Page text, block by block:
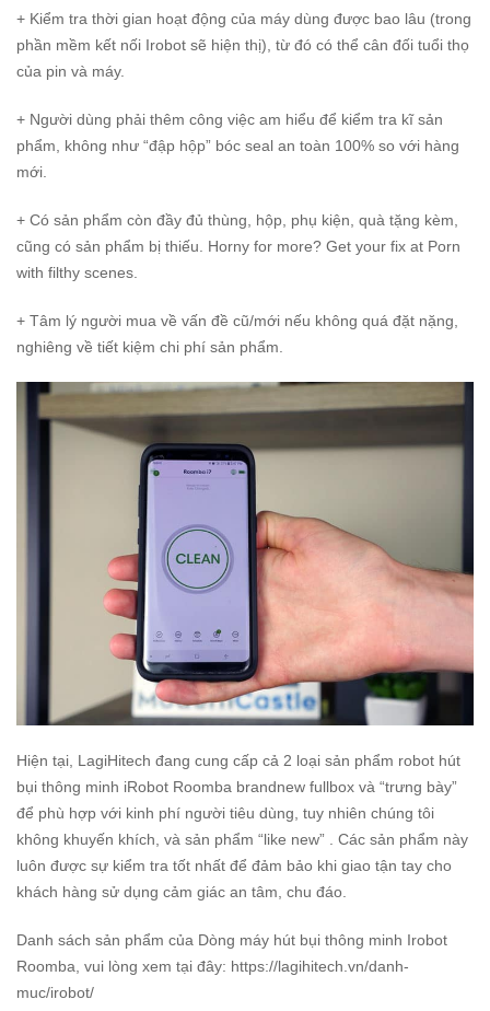
+ Kiểm tra thời gian hoạt động của máy dùng được bao lâu (trong
phần mềm kết nối Irobot sẽ hiện thị), từ đó có thể cân đối tuổi thọ
của pin và máy.
+ Người dùng phải thêm công việc am hiểu để kiểm tra kĩ sản
phẩm, không như “đập hộp” bóc seal an toàn 100% so với hàng
mới.
+ Có sản phẩm còn đầy đủ thùng, hộp, phụ kiện, quà tặng kèm,
cũng có sản phẩm bị thiếu. Horny for more? Get your fix at Porn
with filthy scenes.
+ Tâm lý người mua về vấn đề cũ/mới nếu không quá đặt nặng,
nghiêng về tiết kiệm chi phí sản phẩm.
Hiện tại, LagiHitech đang cung cấp cả 2 loại sản phẩm robot hút
bụi thông minh iRobot Roomba brandnew fullbox và “trưng bày”
để phù hợp với kinh phí người tiêu dùng, tuy nhiên chúng tôi
không khuyến khích, và sản phẩm “like new” . Các sản phẩm này
luôn được sự kiểm tra tốt nhất để đảm bảo khi giao tận tay cho
khách hàng sử dụng cảm giác an tâm, chu đáo.
Danh sách sản phẩm của Dòng máy hút bụi thông minh Irobot
Roomba, vui lòng xem tại đây: https://lagihitech.vn/danh-
muc/irobot/